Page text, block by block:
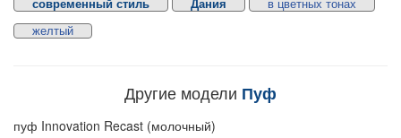
современный стиль Дания
в цветных тонах
желтый
Другие модели Пуф
пуф Innovation Recast (молочный)